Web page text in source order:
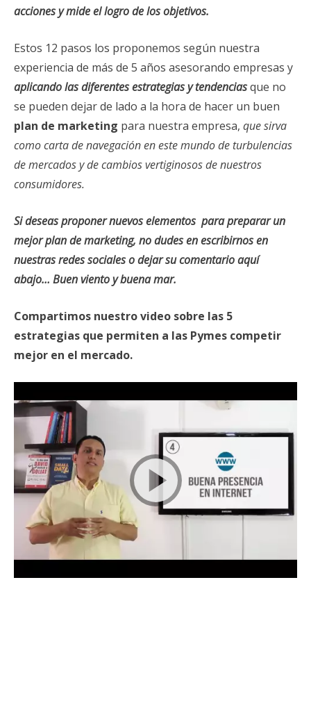
acciones y mide el logro de los objetivos.
Estos 12 pasos los proponemos según nuestra
experiencia de más de 5 años asesorando empresas y
aplicando las diferentes estrategias y tendenciasque no
se pueden dejar de lado a la hora de hacer un buen
plan de marketing para nuestra empresa, que sirva
como carta de navegación en este mundo de turbulencias
de mercados y de cambios vertiginosos de nuestros
consumidores.
Si deseas proponer nuevos elementos para preparar un
mejor plan de marketing, no dudes en escribirnos en
nuestras redes sociales o dejar su comentario aquí
abajo… Buen viento y buena mar.
Compartimos nuestro video sobre las 5
estrategias que permiten a las Pymes competir
mejor en el mercado.